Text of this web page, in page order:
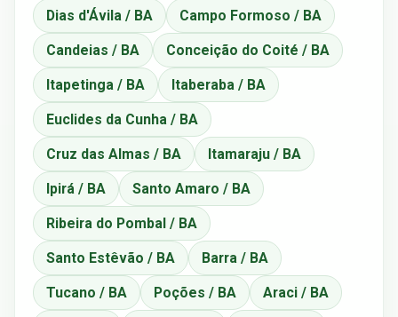
Dias d'Ávila / BA Campo Formoso / BA
Candeias / BA Conceição do Coité / BA
Itapetinga / BA Itaberaba / BA
Euclides da Cunha / BA
Cruz das Almas / BA Itamaraju / BA
Ipirá / BA Santo Amaro / BA
Ribeira do Pombal / BA
Santo Estêvão / BA Barra / BA
Tucano / BA Poções / BA Araci / BA